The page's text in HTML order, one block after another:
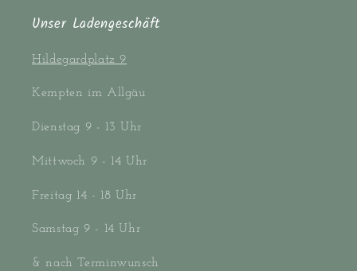
Unser Ladengeschäft
Hildegardplatz 9
Kempten im Allgäu
Dienstag 9 - 13 Uhr
Mittwoch 9 - 14 Uhr
Freitag 14 - 18 Uhr
Samstag 9 - 14 Uhr
& nach Terminwunsch